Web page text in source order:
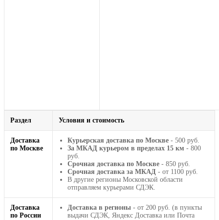
Раздел Условия и стоимость
Доставка
по Москве
Курьерская доставка по Москве - 500 руб.
За МКАД курьером в пределах 15 км - 800
руб.
Срочная доставка по Москве - 850 руб.
Срочная доставка за МКАД - от 1100 руб.
В другие регионы Московской области
отправляем курьерами СДЭК.
Доставка
по России
Доставка в регионы - от 200 руб. (в пункты
выдачи СДЭК, Яндекс Доставка или Почта